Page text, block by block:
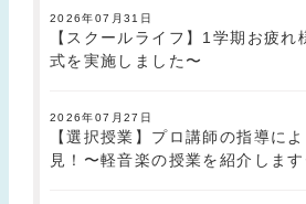
2026年07月31日
【スクールライフ】1学期お疲れ
式を実施しました〜
2026年07月27日
【選択授業】プロ講師の指導に
見！〜軽音楽の授業を紹介します